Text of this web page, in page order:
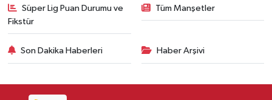
Süper Lig Puan Durumu ve
Fikstür
Tüm Manşetler
Son Dakika Haberleri Haber Arşivi